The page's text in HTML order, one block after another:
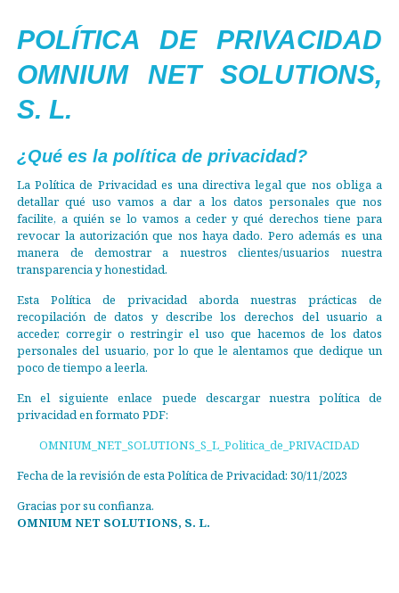
POLÍTICA DE PRIVACIDAD
OMNIUM NET SOLUTIONS,
S. L.
¿Qué es la política de privacidad?
La Política de Privacidad es una directiva legal que nos obliga a
detallar qué uso vamos a dar a los datos personales que nos
facilite, a quién se lo vamos a ceder y qué derechos tiene para
revocar la autorización que nos haya dado. Pero además es una
manera de demostrar a nuestros clientes/usuarios nuestra
transparencia y honestidad.
Esta Política de privacidad aborda nuestras prácticas de
recopilación de datos y describe los derechos del usuario a
acceder, corregir o restringir el uso que hacemos de los datos
personales del usuario, por lo que le alentamos que dedique un
poco de tiempo a leerla.
En el siguiente enlace puede descargar nuestra política de
privacidad en formato PDF:
OMNIUM_NET_SOLUTIONS_S_L_Politica_de_PRIVACIDAD
Fecha de la revisión de esta Política de Privacidad: 30/11/2023
Gracias por su confianza.
OMNIUM NET SOLUTIONS, S. L.